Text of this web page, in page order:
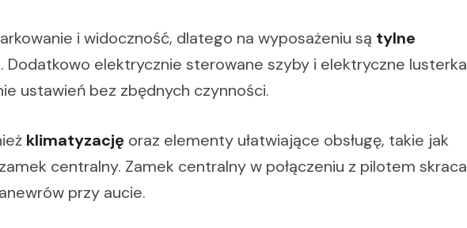
i widoczność, dlatego na wyposażeniu są tylne
. Dodatkowo elektrycznie sterowane szyby i elektryczne lusterka
ustawień bez zbędnych czynności.
klimatyzację oraz elementy ułatwiające obsługę, takie jak
centralny. Zamek centralny w połączeniu z pilotem skraca
przy aucie.